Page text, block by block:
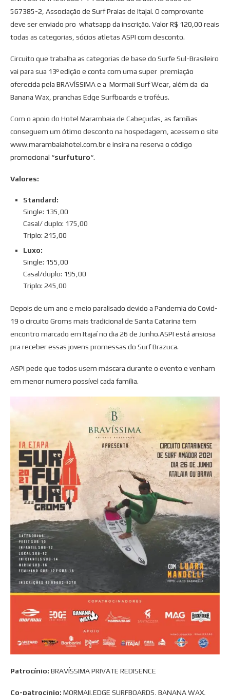
567385-2, Associação de Surf Praias de Itajaí. O comprovante
deve ser enviado pro whatsapp da inscrição. Valor R$ 120,00 reais
todas as categorias, sócios atletas ASPI com desconto.
Circuito que trabalha as categorias de base do Surfe Sul-Brasileiro
vai para sua 13º edição e conta com uma super premiação
oferecida pela BRAVÍSSIMA e a Mormaii Surf Wear, além da da
Banana Wax, pranchas Edge Surfboards e troféus.
Com o apoio do Hotel Marambaia de Cabeçudas, as famílias
conseguem um ótimo desconto na hospedagem, acessem o site
www.marambaiahotel.com.br e insira na reserva o código
promocional “surfuturo“.
Valores:
Standard:
Single: 135,00
Casal/ duplo: 175,00
Triplo: 215,00
Luxo:
Single: 155,00
Casal/duplo: 195,00
Triplo: 245,00
Depois de um ano e meio paralisado devido a Pandemia do Covid-
19 o circuito Groms mais tradicional de Santa Catarina tem
encontro marcado em Itajaí no dia 26 de Junho.ASPI está ansiosa
pra receber essas jovens promessas do Surf Brazuca.
ASPI pede que todos usem máscara durante o evento e venham
em menor numero possível cada família.
Patrocínio: BRAVÍSSIMA PRIVATE REDISENCE
Co-patrocínio: MORMAII,EDGE SURFBOARDS, BANANA WAX,